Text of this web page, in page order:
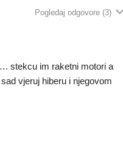
Pogledaj odgovore (3)
stekcu im raketni motori a
vjeruj hiberu i njegovom